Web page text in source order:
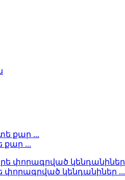
քար ...
կենդանիներ ...